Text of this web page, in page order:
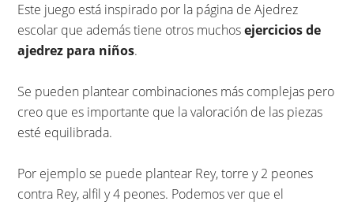
Este juego está inspirado por la página de Ajedrez
escolar que además tiene otros muchosejercicios de
ajedrez para niños.
Se pueden plantear combinaciones más complejas pero
creo que es importante que la valoración de las piezas
esté equilibrada.
Por ejemplo se puede plantear Rey, torre y 2 peones
contra Rey, alfil y 4 peones. Podemos ver que el